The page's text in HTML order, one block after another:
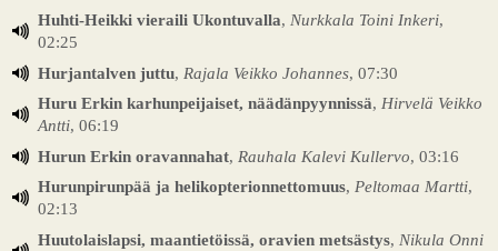
Huhti-Heikki vieraili Ukontuvalla, Nurkkala Toini Inkeri,
02:25
Hurjantalven juttu, Rajala Veikko Johannes, 07:30
Huru Erkin karhunpeijaiset, näädänpyynnissä, Hirvelä Veikko
Antti, 06:19
Hurun Erkin oravannahat, Rauhala Kalevi Kullervo, 03:16
Hurunpirunpää ja helikopterionnettomuus, Peltomaa Martti,
02:13
Huutolaislapsi, maantietöissä, oravien metsästys, Nikula Onni